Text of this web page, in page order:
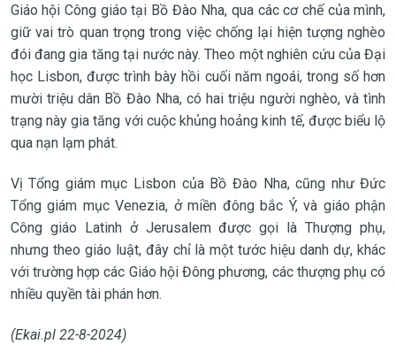
Giáo hội Công giáo tại Bồ Đào Nha, qua các cơ chế của mình,
giữ vai trò quan trọng trong việc chống lại hiện tượng nghèo
đói đang gia tăng tại nước này. Theo một nghiên cứu của Đại
học Lisbon, được trình bày hồi cuối năm ngoái, trong số hơn
mười triệu dân Bồ Đào Nha, có hai triệu người nghèo, và tình
trạng này gia tăng với cuộc khủng hoảng kinh tế, được biểu lộ
qua nạn lạm phát.
Vị Tổng giám mục Lisbon của Bồ Đào Nha, cũng như Đức
Tổng giám mục Venezia, ở miền đông bắc Ý, và giáo phận
Công giáo Latinh ở Jerusalem được gọi là Thượng phụ,
nhưng theo giáo luật, đây chỉ là một tước hiệu danh dự, khác
với trường hợp các Giáo hội Đông phương, các thượng phụ có
nhiều quyền tài phán hơn.
(Ekai.pl 22-8-2024)